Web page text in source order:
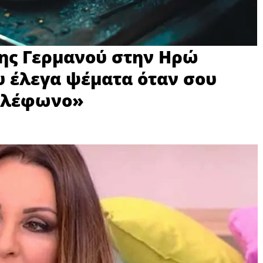
Γερμανού στην Ηρώ
ψέματα όταν σου